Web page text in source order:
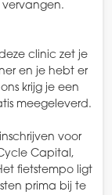
clinic zet je
en je hebt er
krijg je een
meegeleverd.
voor
Capital,
fietstempo ligt
prima bij te